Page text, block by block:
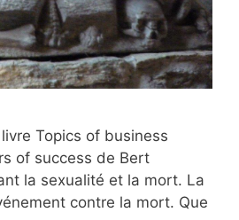
Topics of business
of success de Bert
la sexualité et la mort. La
contre la mort. Que